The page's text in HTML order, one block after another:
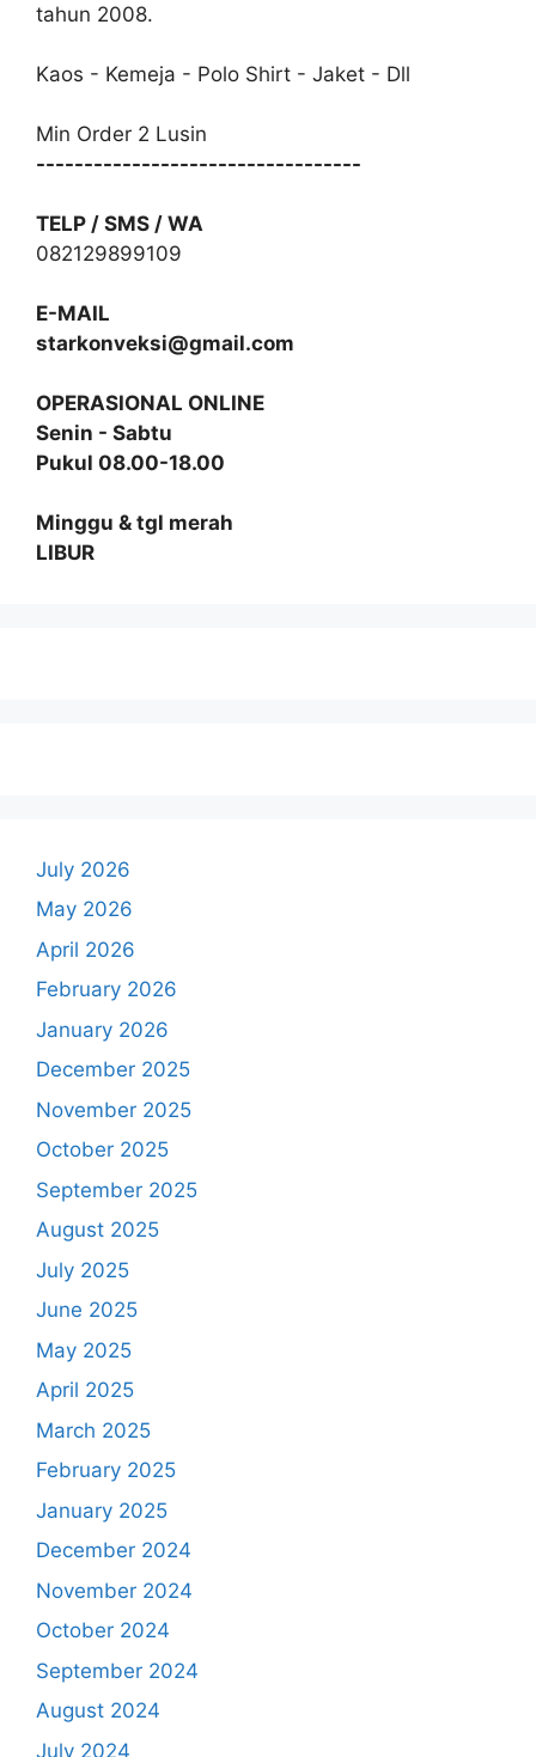
tahun 2008.
Kaos - Kemeja - Polo Shirt - Jaket - Dll
Min Order 2 Lusin
----------------------------------
TELP / SMS / WA
082129899109
E-MAIL
starkonveksi@gmail.com
OPERASIONAL ONLINE
Senin - Sabtu
Pukul 08.00-18.00
Minggu & tgl merah
LIBUR
July 2026
May 2026
April 2026
February 2026
January 2026
December 2025
November 2025
October 2025
September 2025
August 2025
July 2025
June 2025
May 2025
April 2025
March 2025
February 2025
January 2025
December 2024
November 2024
October 2024
September 2024
August 2024
July 2024